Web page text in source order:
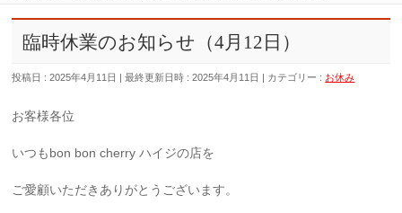
臨時休業のお知らせ（4月12日）
投稿日 : 2025年4月11日 最終更新日時 : 2025年4月11日 カテゴリー : お休み
お客様各位
いつもbon bon cherry ハイジの店を
ご愛顧いただきありがとうございます。